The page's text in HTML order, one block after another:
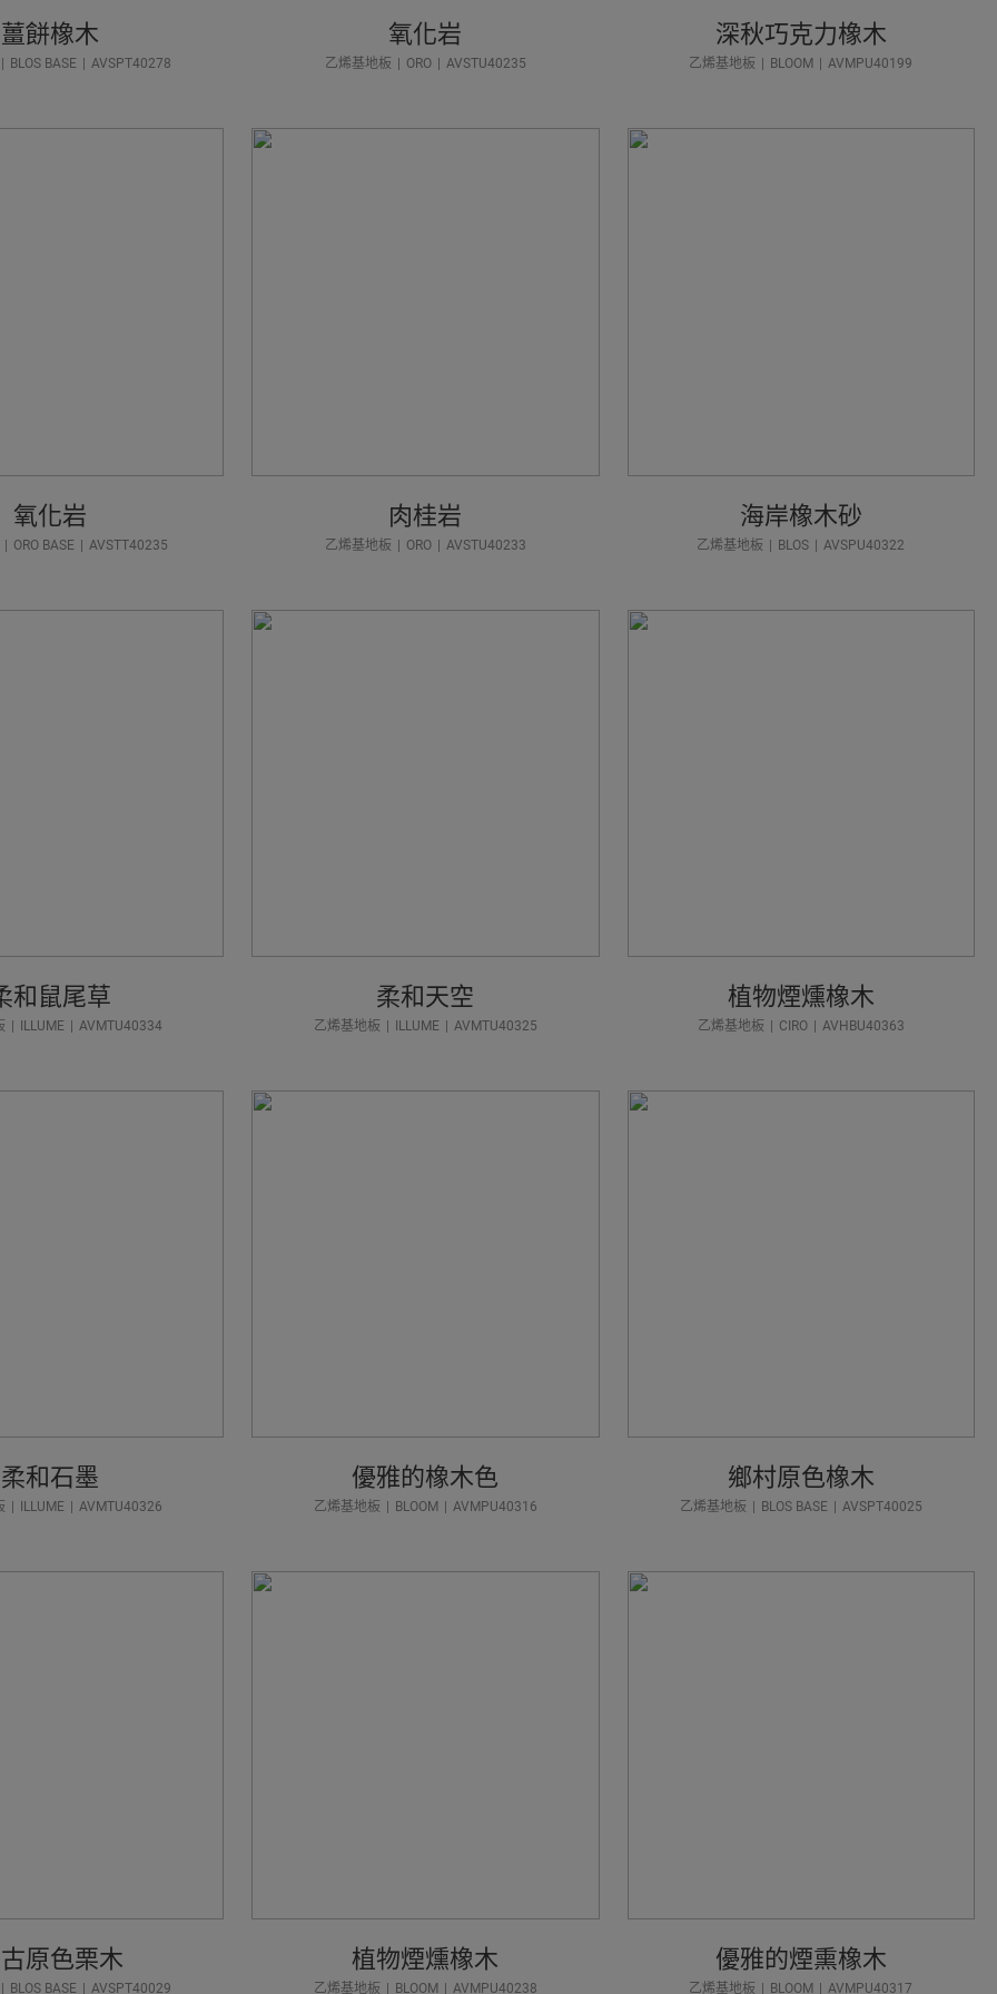
薑餅橡木
BLOS BASE AVSPT40278
氧化岩
乙烯基地板 ORO AVSTU40235
深秋巧克力橡木
乙烯基地板 BLOOM AVMPU40199
氧化岩
ORO BASE AVSTT40235
肉桂岩
乙烯基地板 ORO AVSTU40233
海岸橡木砂
乙烯基地板 BLOS AVSPU40322
和鼠尾草
ILLUME AVMTU40334
柔和天空
乙烯基地板 ILLUME AVMTU40325
植物煙燻橡木
乙烯基地板 CIRO AVHBU40363
柔和石墨
ILLUME AVMTU40326
優雅的橡木色
乙烯基地板 BLOOM AVMPU40316
鄉村原色橡木
乙烯基地板 BLOS BASE AVSPT40025
原色栗木
BLOS BASE AVSPT40029
植物煙燻橡木
乙烯基地板 BLOOM AVMPU40238
優雅的煙熏橡木
乙烯基地板 BLOOM AVMPU40317